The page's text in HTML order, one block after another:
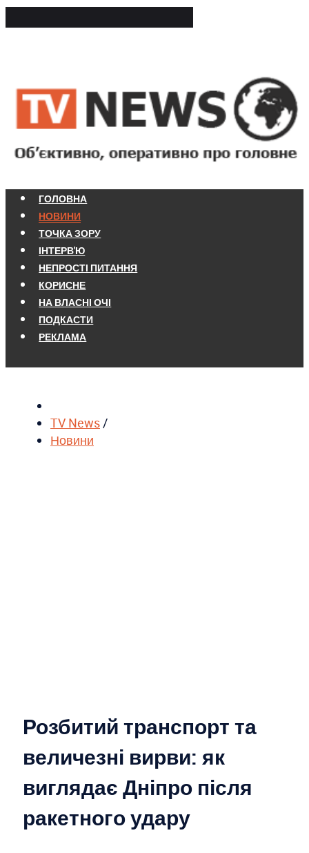
ГОЛОВНА
НОВИНИ
ТОЧКА ЗОРУ
ІНТЕРВ'Ю
НЕПРОСТІ ПИТАННЯ
КОРИСНЕ
НА ВЛАСНІ ОЧІ
ПОДКАСТИ
РЕКЛАМА
TV News/
Новини
Розбитий транспорт та
величезні вирви: як
виглядає Дніпро після
ракетного удару